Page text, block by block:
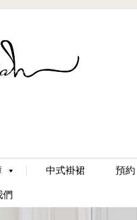
中式褂裙 預約
們